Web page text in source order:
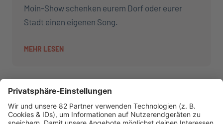
Moin-Show schenken eurem Dorf oder eurer
Stadt einen eigenen Song.
MEHR LESEN